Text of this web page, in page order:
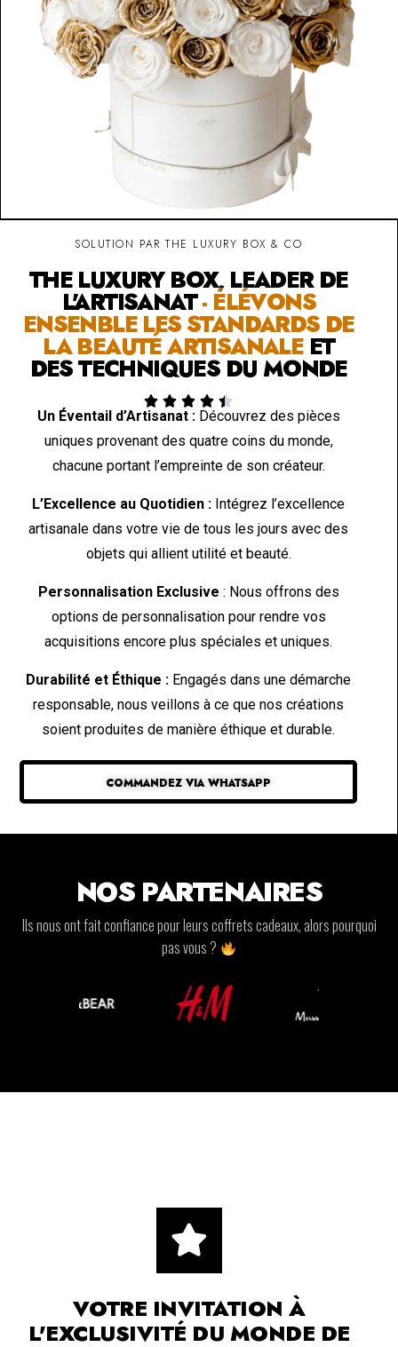
SOLUTION PAR THE LUXURY BOX & CO
THE LUXURY BOX, LEADER DE
L'ARTISANAT- ÉLÉVONS
ENSENBLE LES STANDARDS DE
LA BEAUTÉ ARTISANALE ET
DES TECHNIQUES DU MONDE
    
Un Éventail d’Artisanat :Découvrez des pièces
uniques provenant des quatre coins du monde,
chacune portant l’empreinte de son créateur.
L’Excellence au Quotidien : Intégrez l’excellence
artisanale dans votre vie de tous les jours avec des
objets qui allient utilité et beauté.
Personnalisation Exclusive : Nous offrons des
options de personnalisation pour rendre vos
acquisitions encore plus spéciales et uniques.
Durabilité et Éthique : Engagés dans une démarche
responsable, nous veillons à ce que nos créations
soient produites de manière éthique et durable.
COMMANDEZ VIA WHATSAPP
NOS PARTENAIRES
Ils nous ont fait confiance pour leurs coffrets cadeaux, alors pourquoi
pas vous ?
VOTRE INVITATION À
L'EXCLUSIVITÉ DU MONDE DE